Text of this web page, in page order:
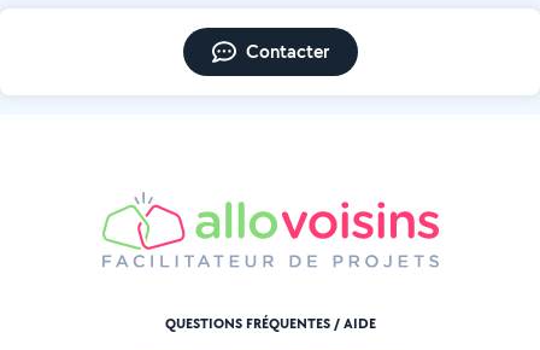
Contacter
QUESTIONS FRÉQUENTES / AIDE